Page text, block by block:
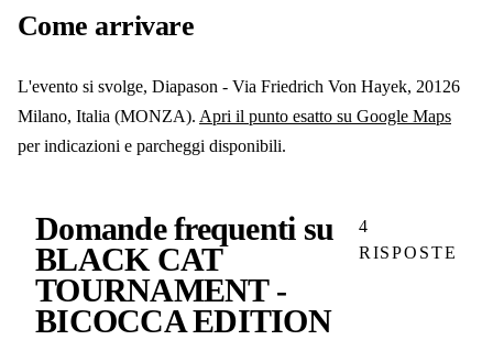
Come arrivare
L'evento si svolge, Diapason - Via Friedrich Von Hayek, 20126
Milano, Italia (MONZA). Apri il punto esatto su Google Maps
per indicazioni e parcheggi disponibili.
Domande frequenti su
BLACK CAT
TOURNAMENT -
BICOCCA EDITION
4
RISPOSTE